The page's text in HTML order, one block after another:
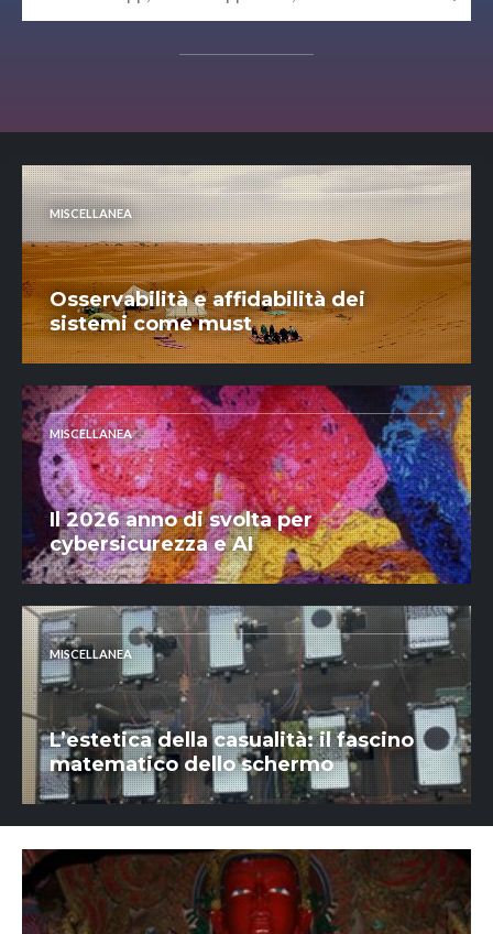
MISCELLANEA
Osservabilità e affidabilità dei
sistemi come must
MISCELLANEA
Il 2026 anno di svolta per
cybersicurezza e AI
MISCELLANEA
L’estetica della casualità: il fascino
matematico dello schermo